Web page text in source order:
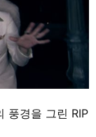
풍경을 그린 RIP